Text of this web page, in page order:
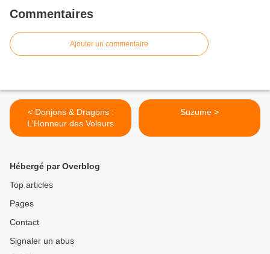
Commentaires
Ajouter un commentaire
< Donjons & Dragons :
L'Honneur des Voleurs
Suzume >
Hébergé par Overblog
Top articles
Pages
Contact
Signaler un abus